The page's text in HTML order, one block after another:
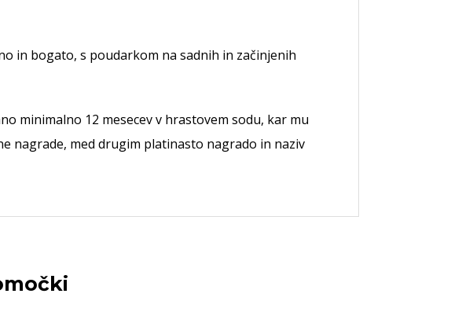
in bogato, s poudarkom na sadnih in začinjenih
minimalno 12 mesecev v hrastovem sodu, kar mu
nagrade, med drugim platinasto nagrado in naziv